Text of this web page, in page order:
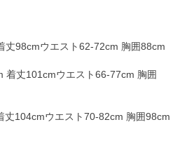
丈98cmウエスト62-72cm 胸囲88cm
着丈101cmウエスト66-77cm 胸囲
丈104cmウエスト70-82cm 胸囲98cm